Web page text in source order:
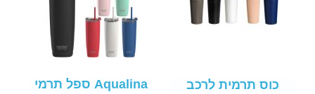
כוס תרמית לרכב
Aqualina ספל תרמי